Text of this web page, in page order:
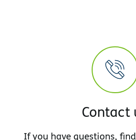
Contact
If you have questions,